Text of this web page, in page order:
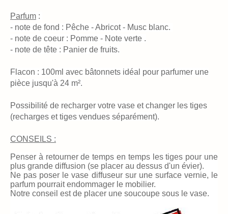
Parfum :
- note de fond : Pêche - Abricot - Musc blanc.
- note de coeur : Pomme - Note verte .
- note de tête : Panier de fruits.
Flacon : 100ml avec bâtonnets idéal pour parfumer une
pièce jusqu'à 24 m².
Possibilité de recharger votre vase et changer les tiges
(recharges et tiges vendues séparément).
CONSEILS :
Penser à retourner de temps en temps les tiges pour une
plus grande diffusion (se placer au dessus d'un évier).
Ne pas poser le vase diffuseur sur une surface vernie, le
parfum pourrait endommager le mobilier.
Notre conseil est de placer une soucoupe sous le vase.